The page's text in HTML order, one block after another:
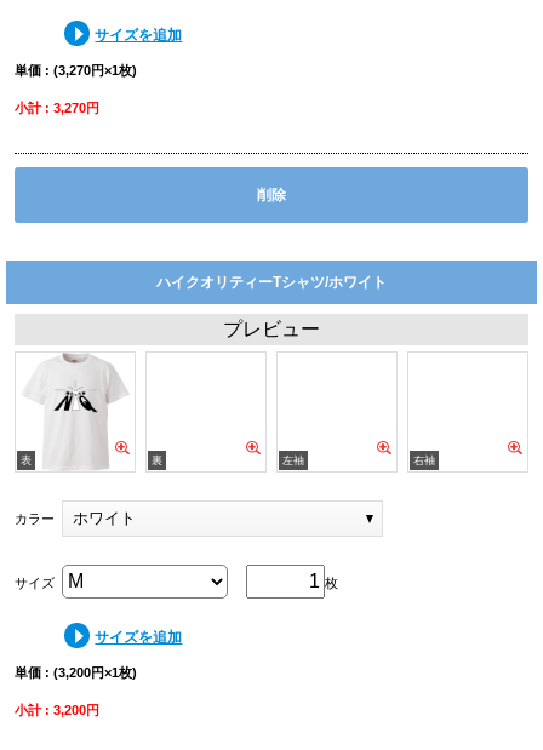
サイズを追加
単価 : (3,270円×1枚)
小計 : 3,270円
削除
ハイクオリティーTシャツ/ホワイト
プレビュー
カラー ホワイト
枚
サイズ
サイズを追加
単価 : (3,200円×1枚)
小計 : 3,200円